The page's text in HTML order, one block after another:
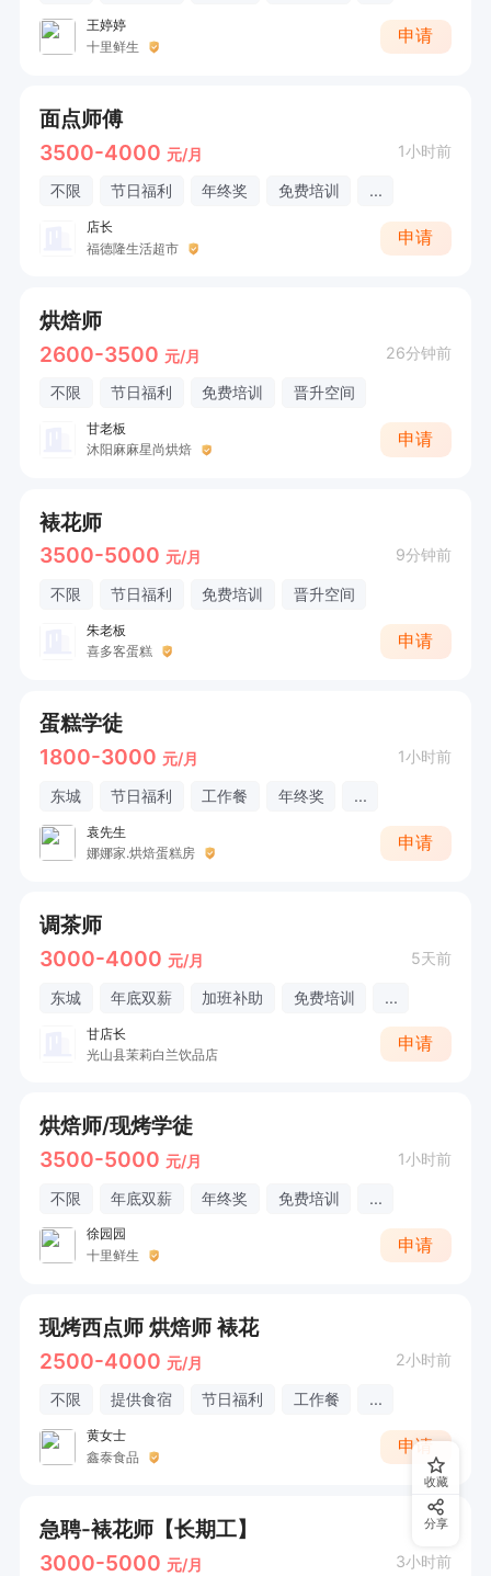
王婷婷
十里鲜生
申请
面点师傅
3500-4000 元/月 1小时前
不限 节日福利 年终奖 免费培训 ...
店长
福德隆生活超市
申请
烘焙师
2600-3500 元/月 26分钟前
不限 节日福利 免费培训 晋升空间
甘老板
沐阳麻麻星尚烘焙
申请
裱花师
3500-5000 元/月 9分钟前
不限 节日福利 免费培训 晋升空间
朱老板
喜多客蛋糕
申请
蛋糕学徒
1800-3000 元/月 1小时前
东城 节日福利 工作餐 年终奖 ...
袁先生
娜娜家.烘焙蛋糕房
申请
调茶师
3000-4000 元/月 5天前
东城 年底双薪 加班补助 免费培训 ...
甘店长
光山县茉莉白兰饮品店
申请
烘焙师/现烤学徒
3500-5000 元/月 1小时前
不限 年底双薪 年终奖 免费培训 ...
徐园园
十里鲜生
申请
现烤西点师 烘焙师 裱花
2500-4000 元/月 2小时前
不限 提供食宿 节日福利 工作餐 ...
黄女士
鑫泰食品
申请
急聘-裱花师【长期工】
3000-5000 元/月 3小时前
收藏
分享